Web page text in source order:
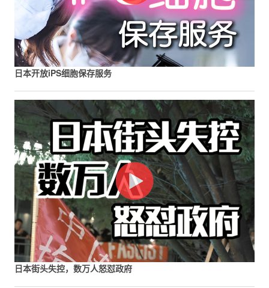
日本开放iPS细胞保存服务
日本街头失控，数万人怒怼政府